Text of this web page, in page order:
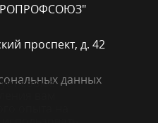
проспект, д. 42
данных
cookie-
вам
опыта на